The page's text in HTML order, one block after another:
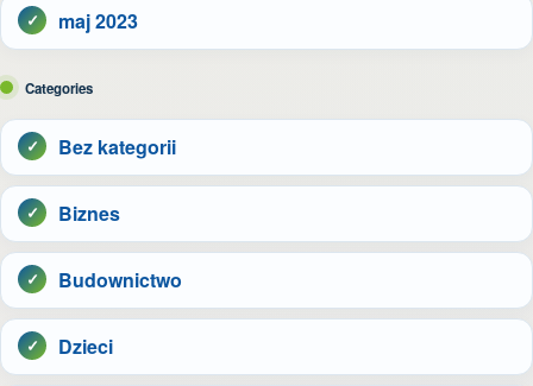
maj 2023
Categories
Bez kategorii
Biznes
Budownictwo
Dzieci